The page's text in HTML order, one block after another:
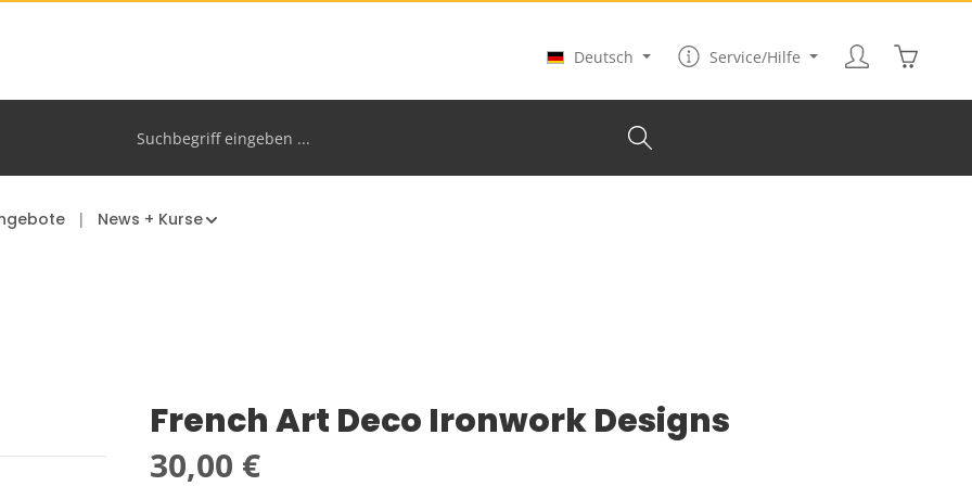
Deutsch
Service/Hilfe
News + Kurse
French Art Deco Ironwork Designs
Regulärer Preis:
30,00 €